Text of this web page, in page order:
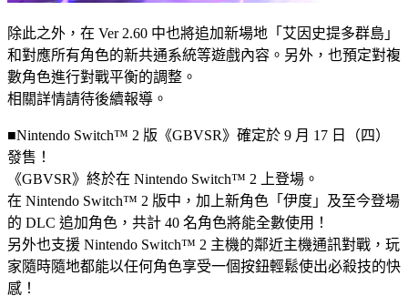
除此之外，在 Ver 2.60 中也將追加新場地「艾因史提多群島」
和對應所有角色的新共通系統等遊戲內容。另外，也預定對複
數角色進行對戰平衡的調整。
相關詳情請待後續報導。
■Nintendo Switch™ 2 版《GBVSR》確定於 9 月 17 日（四）
發售！
《GBVSR》終於在 Nintendo Switch™ 2 上登場。
在 Nintendo Switch™ 2 版中，加上新角色「伊度」及至今登場
的 DLC 追加角色，共計 40 名角色將能全數使用！
另外也支援 Nintendo Switch™ 2 主機的鄰近主機通訊對戰，玩
家隨時隨地都能以任何角色享受一個按鈕輕鬆使出必殺技的快
感！